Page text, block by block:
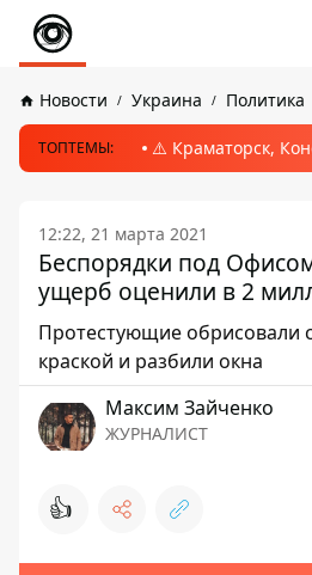
Новости Украина Политика
ТОПТЕМЫ: ⚠️ Краматорск,
12:22, 21 марта 2021
Беспорядки под
ущерб оценили в 2
Протестующие обрисовали
краской и разбили окна
Максим Зайченко
ЖУРНАЛИСТ
👍